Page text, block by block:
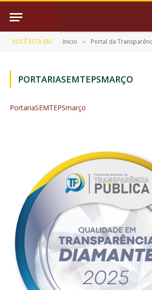
VOCÊ ESTÁ EM: Inicio » Portal da
PORTARIASEMTEPSMARÇO
PortariaSEMTEPSmarço